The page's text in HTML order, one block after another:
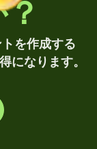
を作成する
になります。